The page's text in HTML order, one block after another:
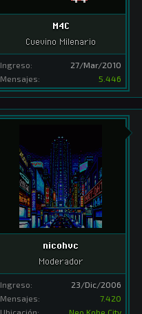
M4C
Cuevino Milenario
Ingreso:
27/Mar/2010
Mensajes:
5.446
nicohvc
Moderador
Ingreso:
23/Dic/2006
Mensajes:
7.420